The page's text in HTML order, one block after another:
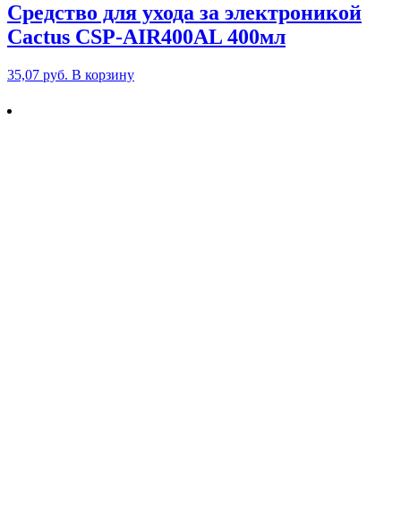
Средство для ухода за электроникой
Cactus CSP-AIR400AL 400мл
35,07 руб. В корзину